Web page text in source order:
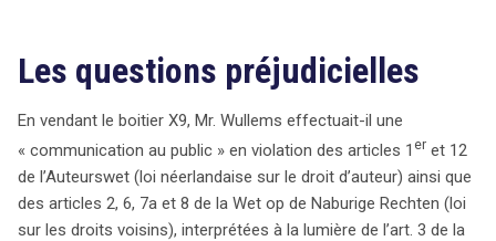
Les questions préjudicielles
En vendant le boitier X9, Mr. Wullems effectuait-il une
« communication au public » en violation des articles 1 er et 12
de l’Auteurswet (loi néerlandaise sur le droit d’auteur) ainsi que
des articles 2, 6, 7a et 8 de la Wet op de Naburige Rechten (loi
sur les droits voisins), interprétées à la lumière de l’art. 3 de la